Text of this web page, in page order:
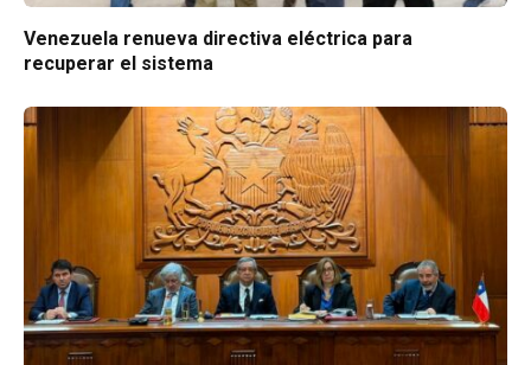
Venezuela renueva directiva eléctrica para
recuperar el sistema